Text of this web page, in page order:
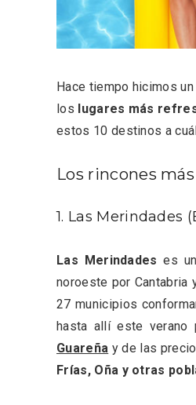
Hace tiempo hicimos
los lugares más
estos 10 destinos a
Los rincones
1. Las Merindades
Las Merindades es
noroeste por Cantabria
27 municipios
hasta allí este verano
Guareña y de las
Frías, Oña y otras
Fiesta de los
Artesanía